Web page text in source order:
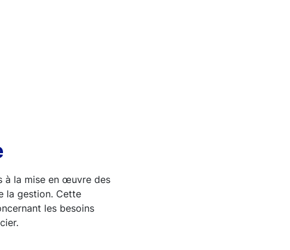
à la mise en œuvre des
la gestion. Cette
les besoins